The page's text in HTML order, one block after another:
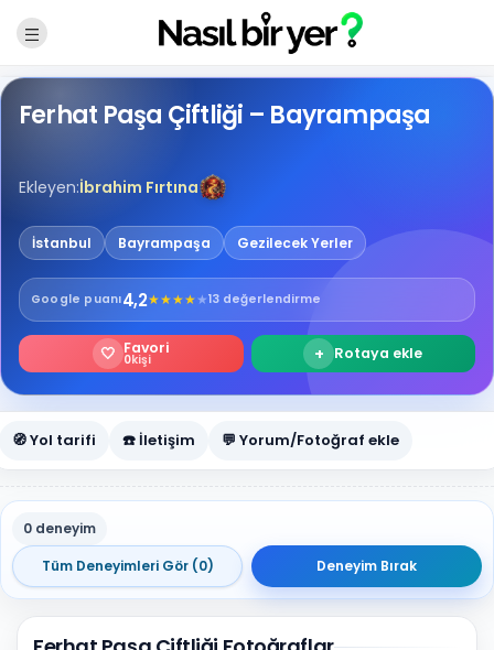
Ferhat Paşa Çiftliği – Bayrampaşa
Ekleyen:İbrahim Fırtına
İstanbul Bayrampaşa Gezilecek Yerler
Google puanı4,2★★★★★13 değerlendirme
🤍 Favori
0kişi + Rotaya ekle
🧭 Yol tarifi ☎️ İletişim 💬 Yorum/Fotoğraf ekle
0 deneyim
Tüm Deneyimleri Gör (0)
Deneyim Bırak